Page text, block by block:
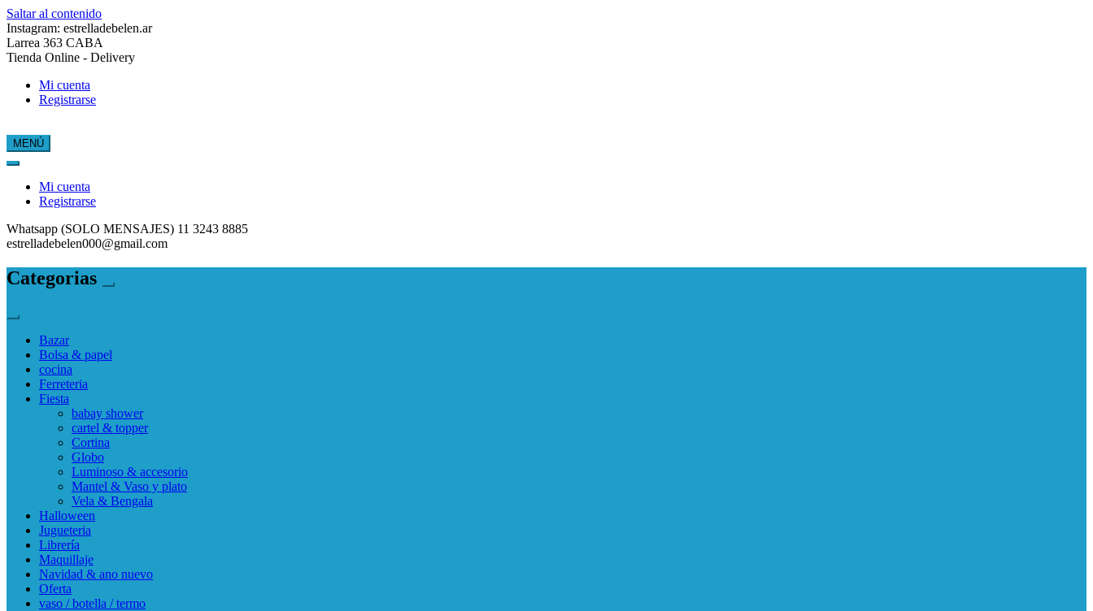
Saltar al contenido
Instagram: estrelladebelen.ar
Larrea 363 CABA
Tienda Online - Delivery
Mi cuenta
Registrarse
Estrella de Belén
MENÚ
Mi cuenta
Registrarse
Whatsapp (SOLO MENSAJES) 11 3243 8885
estrelladebelen000@gmail.com
Categorias
Bazar
Bolsa & papel
cocina
Ferreteria
Fiesta
babay shower
cartel & topper
Cortina
Globo
Luminoso & accesorio
Mantel & Vaso y plato
Vela & Bengala
Halloween
Jugueteria
Librería
Maquillaje
Navidad & ano nuevo
Oferta
vaso / botella / termo